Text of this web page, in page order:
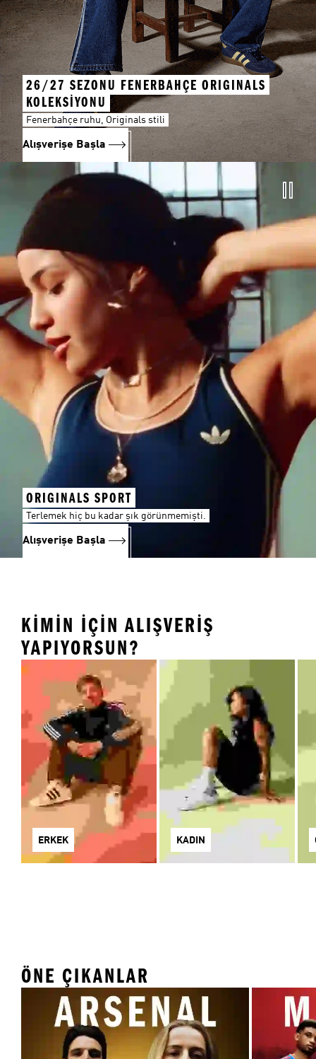
26/27 SEZONU FENERBAHÇE ORIGINALS
KOLEKSİYONU
Fenerbahçe ruhu, Originals stili
Alışverişe Başla
ORIGINALS SPORT
Terlemek hiç bu kadar şık görünmemişti.
Alışverişe Başla
KİMİN İÇİN ALIŞVERİŞ
YAPIYORSUN?
ERKEK KADIN
ÖNE ÇIKANLAR